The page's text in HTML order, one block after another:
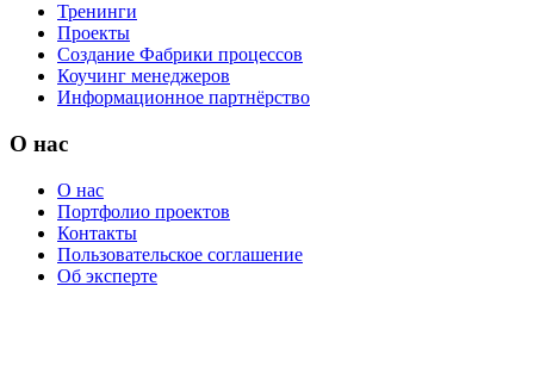
Тренинги
Проекты
Создание Фабрики процессов
Коучинг менеджеров
Информационное партнёрство
О нас
О нас
Портфолио проектов
Контакты
Пользовательское соглашение
Об эксперте